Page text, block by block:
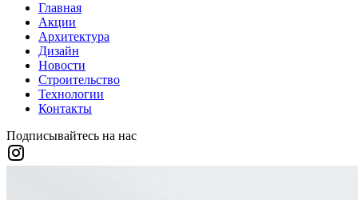
Главная
Акции
Архитектура
Дизайн
Новости
Строительство
Технологии
Контакты
Подписывайтесь на нас